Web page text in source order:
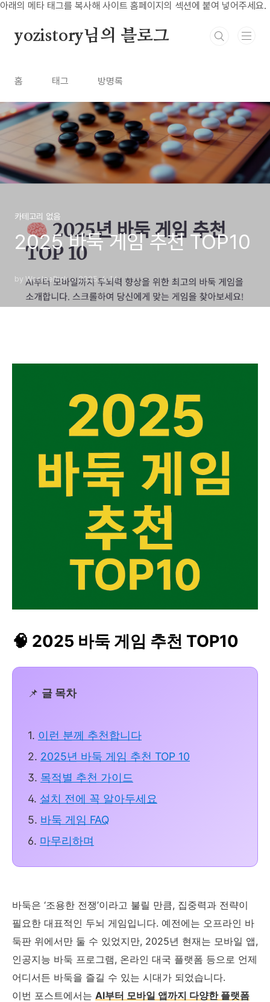
아래의 메타 태그를 복사해 사이트 홈페이지의 섹션에 붙여 넣어주세요.
본문 바로가기
yozistory님의 블로그
홈 태그 방명록
카테고리 없음
2025 바둑 게임 추천 TOP10
by WooleePick 2025. 6. 16.
🧠 2025 바둑 게임 추천 TOP10
📌 글 목차
1. 이런 분께 추천합니다
2. 2025년 바둑 게임 추천 TOP 10
3. 목적별 추천 가이드
4. 설치 전에 꼭 알아두세요
5. 바둑 게임 FAQ
6. 마무리하며
바둑은 ‘조용한 전쟁’이라고 불릴 만큼, 집중력과 전략이
필요한 대표적인 두뇌 게임입니다. 예전에는 오프라인 바
둑판 위에서만 둘 수 있었지만, 2025년 현재는 모바일 앱,
인공지능 바둑 프로그램, 온라인 대국 플랫폼 등으로 언제
어디서든 바둑을 즐길 수 있는 시대가 되었습니다.
이번 포스트에서는 AI부터 모바일 앱까지 다양한 플랫폼